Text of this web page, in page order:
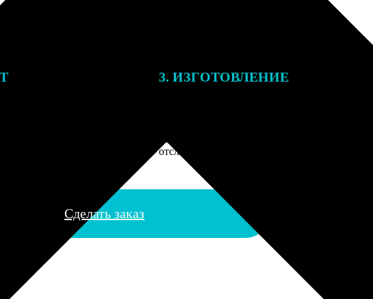
3. ИЗГОТОВЛЕНИЕ
отслеживания.
Сделать заказ